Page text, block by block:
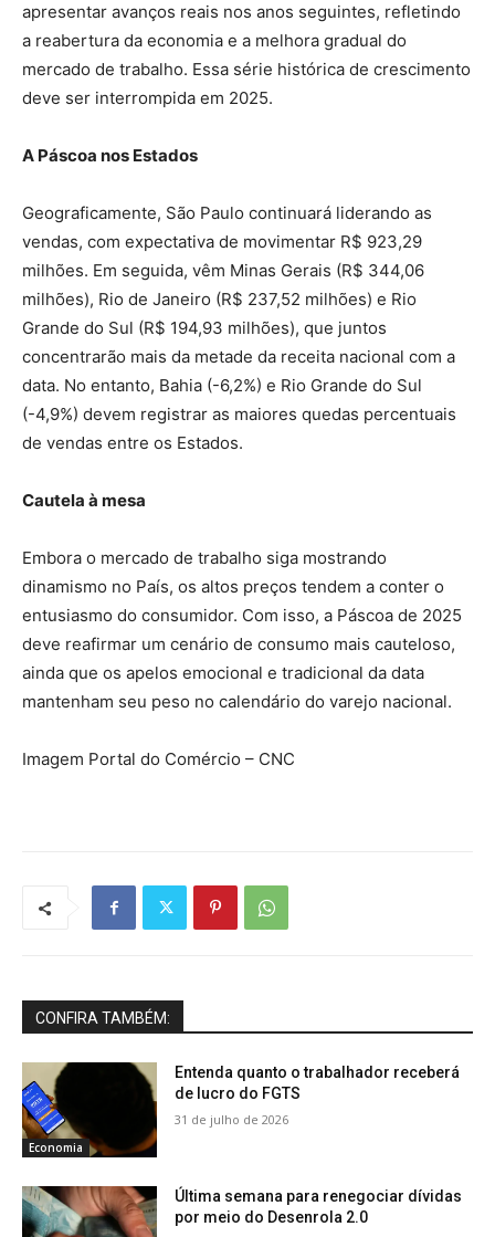
apresentar avanços reais nos anos seguintes, refletindo
a reabertura da economia e a melhora gradual do
mercado de trabalho. Essa série histórica de crescimento
deve ser interrompida em 2025.
A Páscoa nos Estados
Geograficamente, São Paulo continuará liderando as
vendas, com expectativa de movimentar R$ 923,29
milhões. Em seguida, vêm Minas Gerais (R$ 344,06
milhões), Rio de Janeiro (R$ 237,52 milhões) e Rio
Grande do Sul (R$ 194,93 milhões), que juntos
concentrarão mais da metade da receita nacional com a
data. No entanto, Bahia (-6,2%) e Rio Grande do Sul
(-4,9%) devem registrar as maiores quedas percentuais
de vendas entre os Estados.
Cautela à mesa
Embora o mercado de trabalho siga mostrando
dinamismo no País, os altos preços tendem a conter o
entusiasmo do consumidor. Com isso, a Páscoa de 2025
deve reafirmar um cenário de consumo mais cauteloso,
ainda que os apelos emocional e tradicional da data
mantenham seu peso no calendário do varejo nacional.
Imagem Portal do Comércio – CNC
CONFIRA TAMBÉM:
Economia
Entenda quanto o trabalhador receberá
de lucro do FGTS
31 de julho de 2026
Última semana para renegociar dívidas
por meio do Desenrola 2.0